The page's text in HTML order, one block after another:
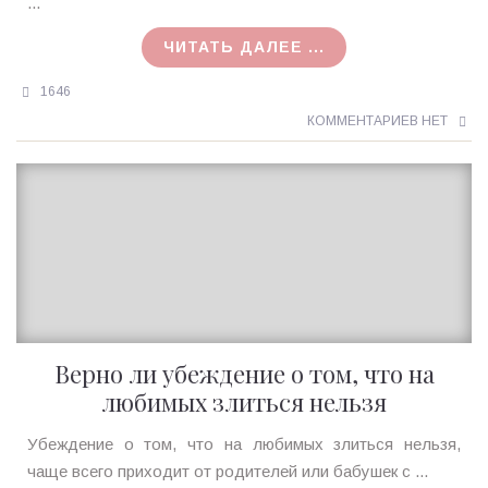
ЧИТАТЬ ДАЛЕЕ ...
1646
КОММЕНТАРИЕВ НЕТ
Верно ли убеждение о том, что на
любимых злиться нельзя
Ирина
MagicTantra
Убеждение о том, что на любимых злиться нельзя,
чаще всего приходит от родителей или бабушек с ...